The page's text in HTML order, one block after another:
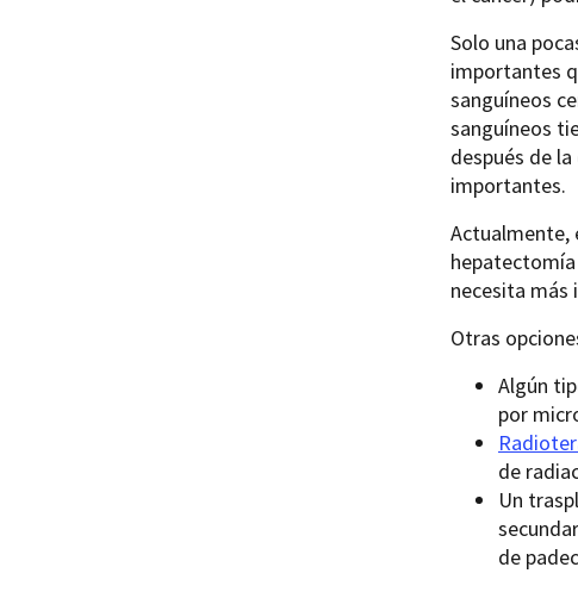
Solo una
importantes
sanguíneos
sanguíneos
después de
importantes.
Actualmente,
necesita más
Otras
Algún
por
de
Un
de